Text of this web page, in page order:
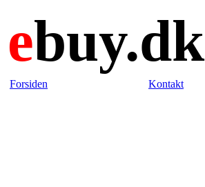
ebuy.dk
Forsiden Kontakt